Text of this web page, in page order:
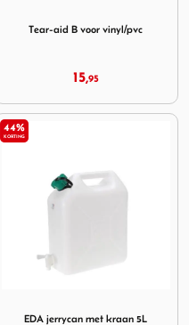
Tear-aid B voor vinyl/pvc
15,95
44%
KORTING
EDA jerrycan met kraan 5L